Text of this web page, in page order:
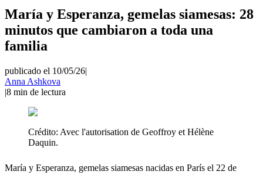
María y Esperanza, gemelas siamesas: 28
minutos que cambiaron a toda una
familia
publicado el 10/05/26|
Anna Ashkova
|8 min de lectura
Crédito: Avec l'autorisation de Geoffroy et Hélène
Daquin.
María y Esperanza, gemelas siamesas nacidas en París el 22 de